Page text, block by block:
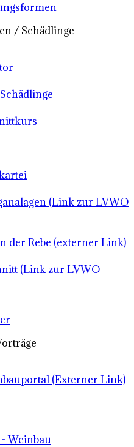
/ Schädlinge
(Link zur LVWO
der Rebe (externer Link)
(Link zur LVWO
(Externer Link)
Weinbau